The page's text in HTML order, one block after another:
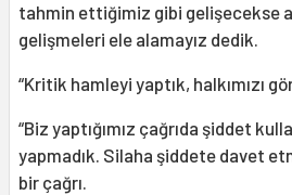
tahmin ettiğimiz gibi gelişecekse
gelişmeleri ele alamayız dedik.
“Kritik hamleyi yaptık, halkımızı
“Biz yaptığımız çağrıda şiddet
yapmadık. Silaha şiddete davet
bir çağrı.